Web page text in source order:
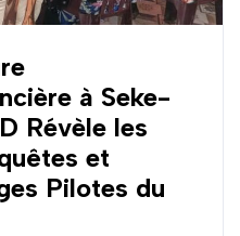
à Seke-
Révèle les
et
Pilotes du